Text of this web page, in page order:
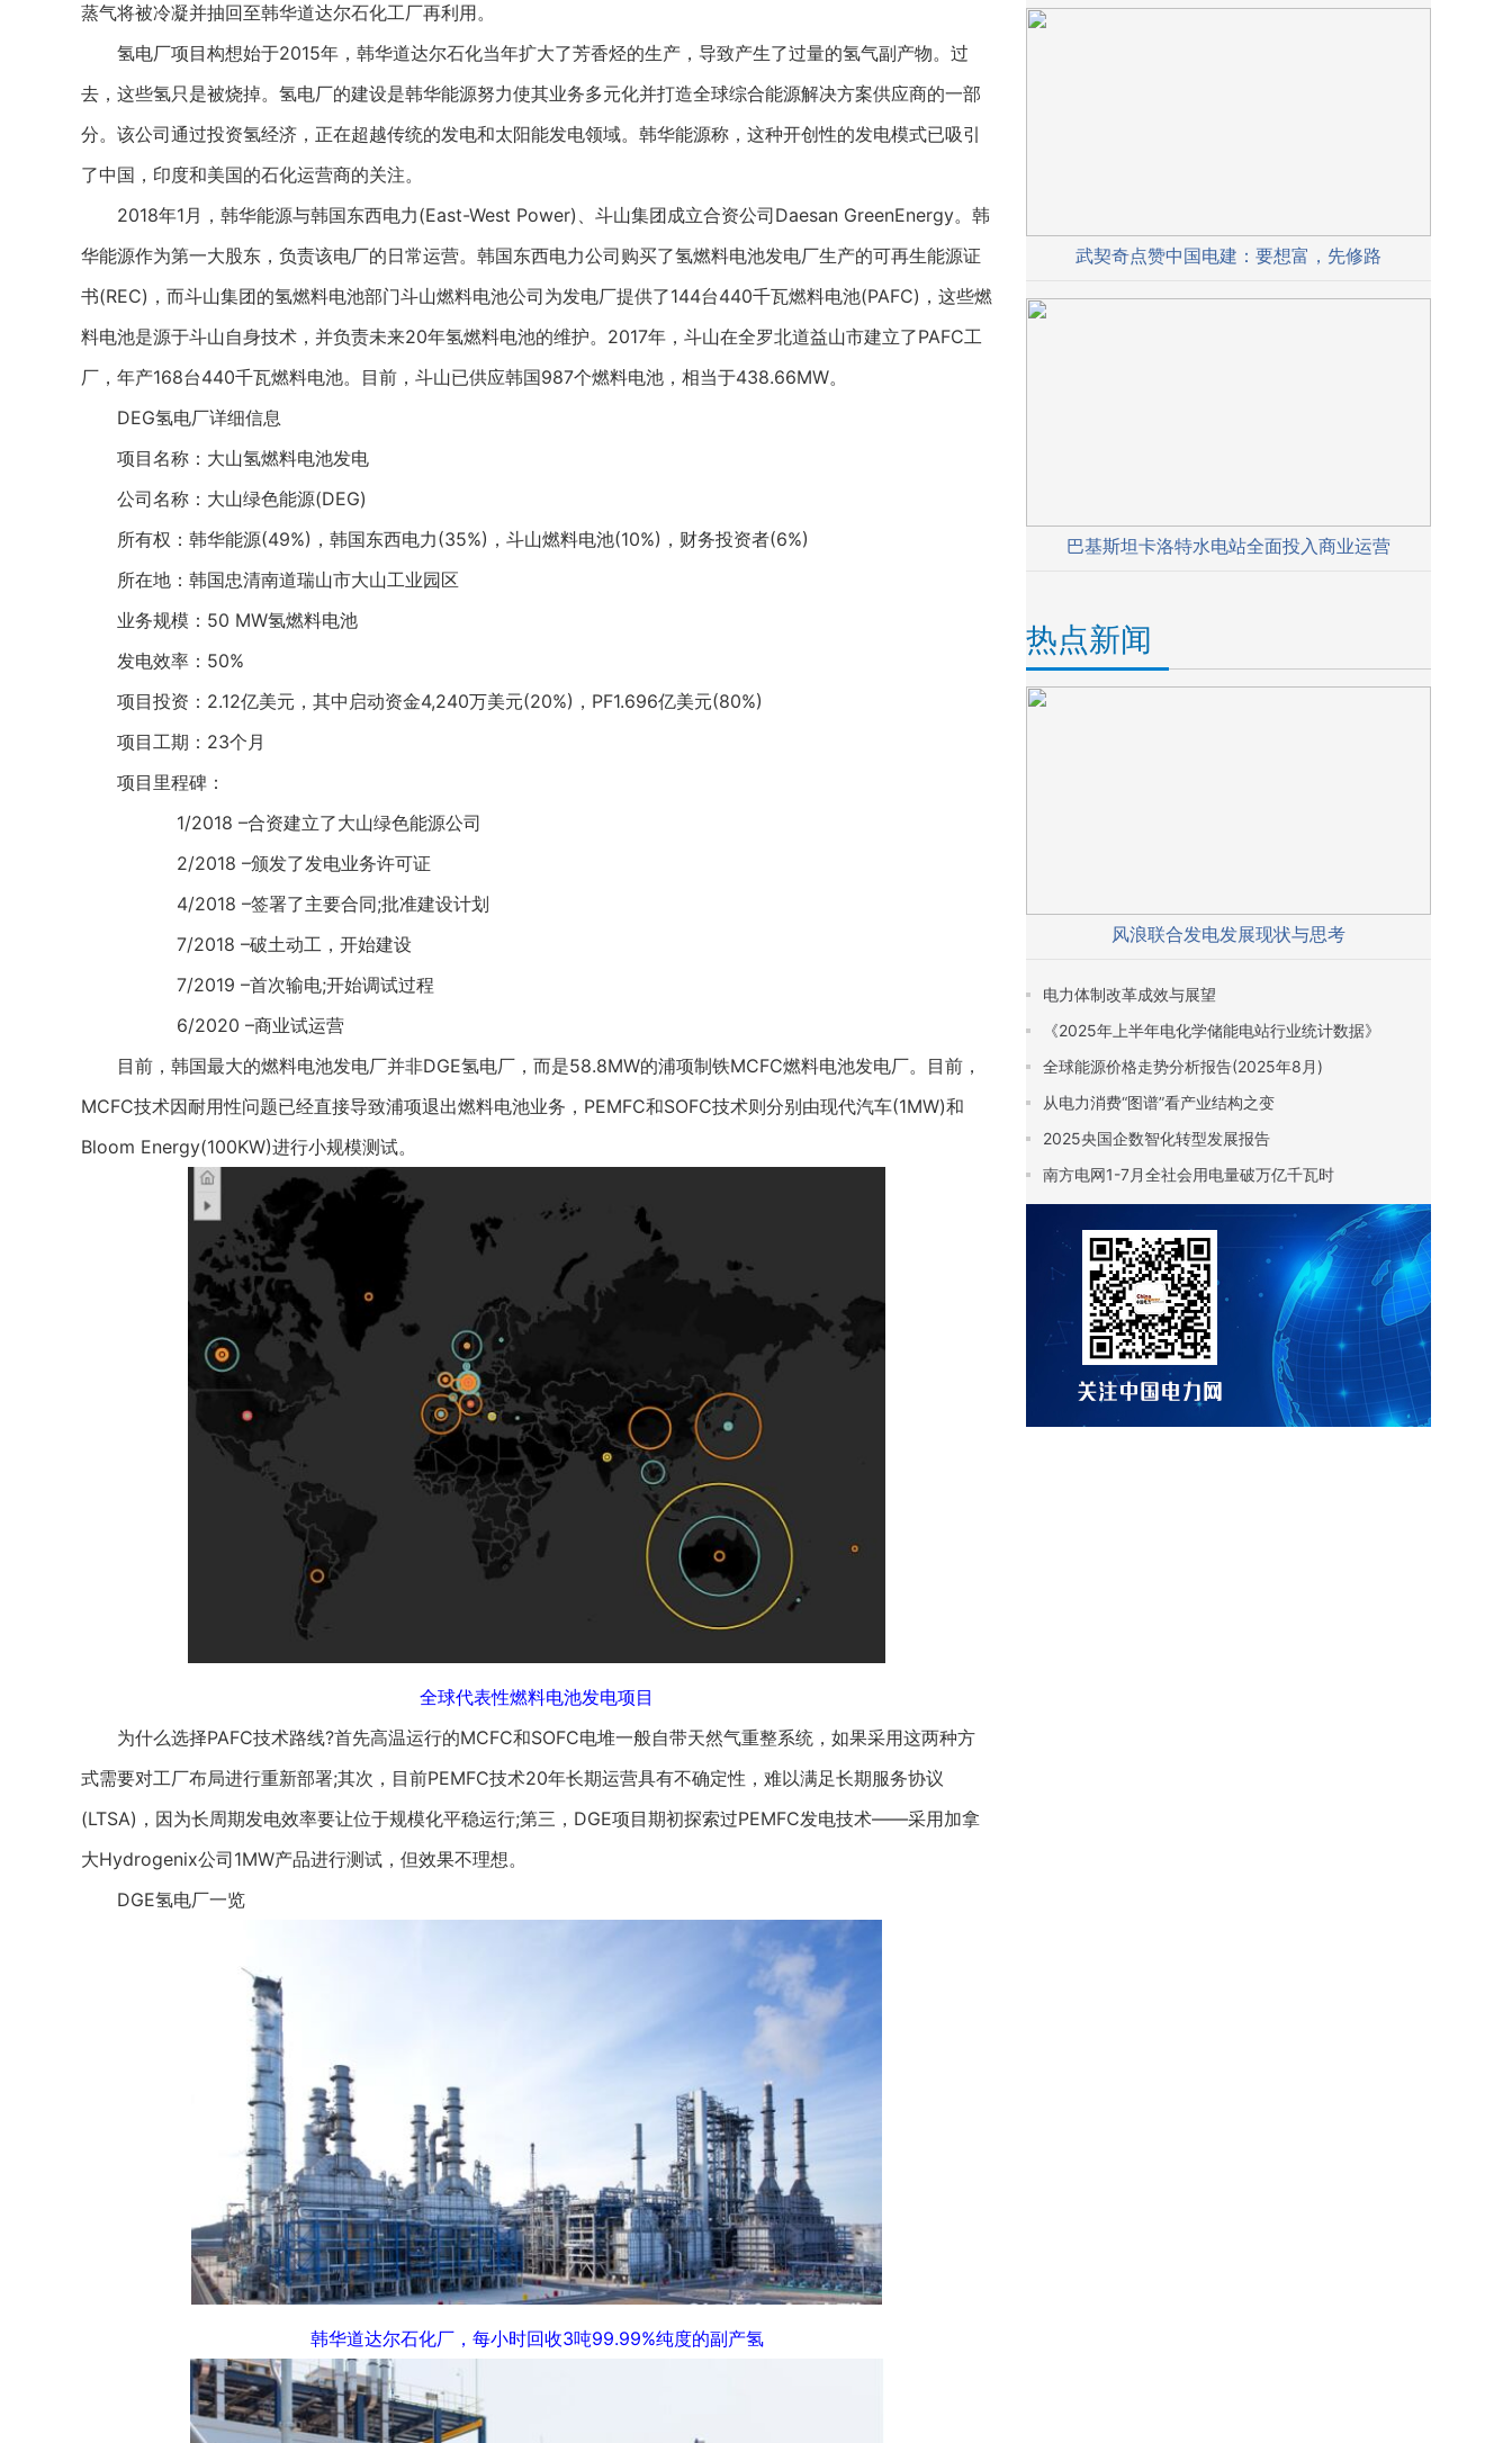
蒸气将被冷凝并抽回至韩华道达尔石化工厂再利用。
氢电厂项目构想始于2015年，韩华道达尔石化当年扩大了芳香烃的生产，导致产生了过量的氢气副产物。过
去，这些氢只是被烧掉。氢电厂的建设是韩华能源努力使其业务多元化并打造全球综合能源解决方案供应商的一部
分。该公司通过投资氢经济，正在超越传统的发电和太阳能发电领域。韩华能源称，这种开创性的发电模式已吸引
了中国，印度和美国的石化运营商的关注。
2018年1月，韩华能源与韩国东西电力(East-West Power)、斗山集团成立合资公司Daesan GreenEnergy。韩
华能源作为第一大股东，负责该电厂的日常运营。韩国东西电力公司购买了氢燃料电池发电厂生产的可再生能源证
书(REC)，而斗山集团的氢燃料电池部门斗山燃料电池公司为发电厂提供了144台440千瓦燃料电池(PAFC)，这些燃
料电池是源于斗山自身技术，并负责未来20年氢燃料电池的维护。2017年，斗山在全罗北道益山市建立了PAFC工
厂，年产168台440千瓦燃料电池。目前，斗山已供应韩国987个燃料电池，相当于438.66MW。
DEG氢电厂详细信息
项目名称：大山氢燃料电池发电
公司名称：大山绿色能源(DEG)
所有权：韩华能源(49%)，韩国东西电力(35%)，斗山燃料电池(10%)，财务投资者(6%)
所在地：韩国忠清南道瑞山市大山工业园区
业务规模：50 MW氢燃料电池
发电效率：50%
项目投资：2.12亿美元，其中启动资金4,240万美元(20%)，PF1.696亿美元(80%)
项目工期：23个月
项目里程碑：
1/2018 –合资建立了大山绿色能源公司
2/2018 –颁发了发电业务许可证
4/2018 –签署了主要合同;批准建设计划
7/2018 –破土动工，开始建设
7/2019 –首次输电;开始调试过程
6/2020 –商业试运营
目前，韩国最大的燃料电池发电厂并非DGE氢电厂，而是58.8MW的浦项制铁MCFC燃料电池发电厂。目前，
MCFC技术因耐用性问题已经直接导致浦项退出燃料电池业务，PEMFC和SOFC技术则分别由现代汽车(1MW)和
Bloom Energy(100KW)进行小规模测试。
全球代表性燃料电池发电项目
为什么选择PAFC技术路线?首先高温运行的MCFC和SOFC电堆一般自带天然气重整系统，如果采用这两种方
式需要对工厂布局进行重新部署;其次，目前PEMFC技术20年长期运营具有不确定性，难以满足长期服务协议
(LTSA)，因为长周期发电效率要让位于规模化平稳运行;第三，DGE项目期初探索过PEMFC发电技术——采用加拿
大Hydrogenix公司1MW产品进行测试，但效果不理想。
DGE氢电厂一览
韩华道达尔石化厂，每小时回收3吨99.99%纯度的副产氢
武契奇点赞中国电建：要想富，先修路
巴基斯坦卡洛特水电站全面投入商业运营
热点新闻
风浪联合发电发展现状与思考
电力体制改革成效与展望
《2025年上半年电化学储能电站行业统计数据》
全球能源价格走势分析报告(2025年8月)
从电力消费“图谱”看产业结构之变
2025央国企数智化转型发展报告
南方电网1-7月全社会用电量破万亿千瓦时